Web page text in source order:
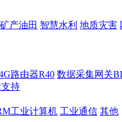
矿产油田 智慧水利 地质灾害
路由器R40 数据采集网关
持
工业计算机 工业通信 其他